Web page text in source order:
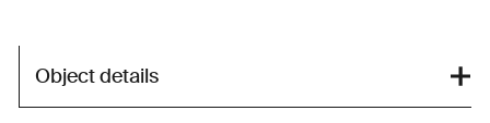
Object details